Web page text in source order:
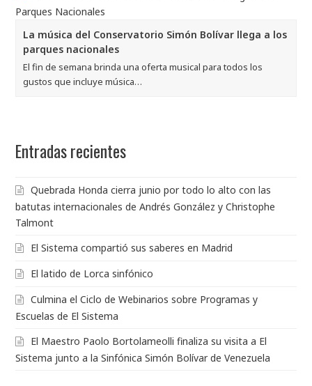
La música del Conservatorio Simón Bolívar llega a los
parques nacionales
El fin de semana brinda una oferta musical para todos los
gustos que incluye música…
Entradas recientes
Quebrada Honda cierra junio por todo lo alto con las
batutas internacionales de Andrés González y Christophe
Talmont
El Sistema compartió sus saberes en Madrid
El latido de Lorca sinfónico
Culmina el Ciclo de Webinarios sobre Programas y
Escuelas de El Sistema
El Maestro Paolo Bortolameolli finaliza su visita a El
Sistema junto a la Sinfónica Simón Bolívar de Venezuela